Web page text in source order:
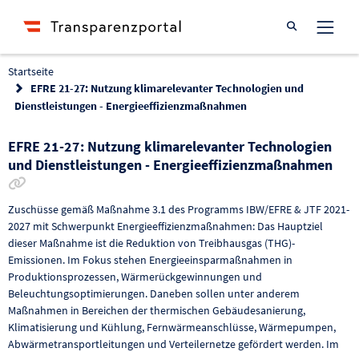
Suche öffnen
Startseite
EFRE 21-27: Nutzung klimarelevanter Technologien und
Dienstleistungen - Energieeffizienzmaßnahmen
EFRE 21-27: Nutzung klimarelevanter Technologien
und Dienstleistungen - Energieeffizienzmaßnahmen
Zuschüsse gemäß Maßnahme 3.1 des Programms IBW/EFRE & JTF 2021-
2027 mit Schwerpunkt Energieeffizienzmaßnahmen: Das Hauptziel
dieser Maßnahme ist die Reduktion von Treibhausgas (THG)-
Emissionen. Im Fokus stehen Energieeinsparmaßnahmen in
Produktionsprozessen, Wärmerückgewinnungen und
Beleuchtungsoptimierungen. Daneben sollen unter anderem
Maßnahmen in Bereichen der thermischen Gebäudesanierung,
Klimatisierung und Kühlung, Fernwärmeanschlüsse, Wärmepumpen,
Abwärmetransportleitungen und Verteilernetze gefördert werden. Im